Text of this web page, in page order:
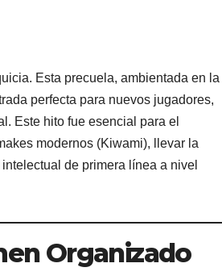
Esta precuela, ambientada en la
perfecta para nuevos jugadores,
Este hito fue esencial para el
modernos (Kiwami), llevar la
de primera línea a nivel
Organizado